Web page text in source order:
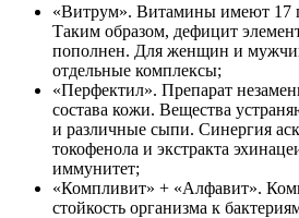
«Витрум». Витамины имеют 17
Таким образом, дефицит
пополнен. Для женщин и
отдельные комплексы;
«Перфектил». Препарат
состава кожи. Вещества
и различные сыпи. Синергия
токофенола и экстракта
иммунитет;
«Компливит» + «Алфавит».
стойкость организма к